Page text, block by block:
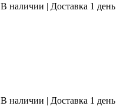
В наличии | Доставка 1 день
В наличии | Доставка 1 день